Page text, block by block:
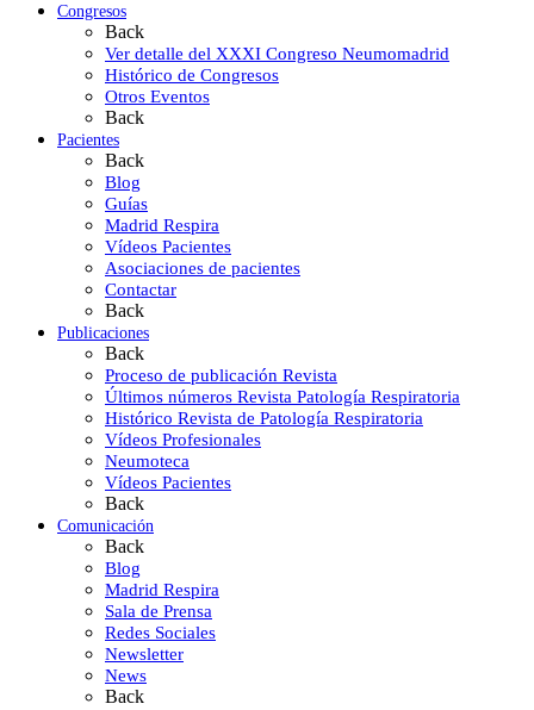
Congresos
Back
Ver detalle del XXXI Congreso Neumomadrid
Histórico de Congresos
Otros Eventos
Back
Pacientes
Back
Blog
Guías
Madrid Respira
Vídeos Pacientes
Asociaciones de pacientes
Contactar
Back
Publicaciones
Back
Proceso de publicación Revista
Últimos números Revista Patología Respiratoria
Histórico Revista de Patología Respiratoria
Vídeos Profesionales
Neumoteca
Vídeos Pacientes
Back
Comunicación
Back
Blog
Madrid Respira
Sala de Prensa
Redes Sociales
Newsletter
News
Back